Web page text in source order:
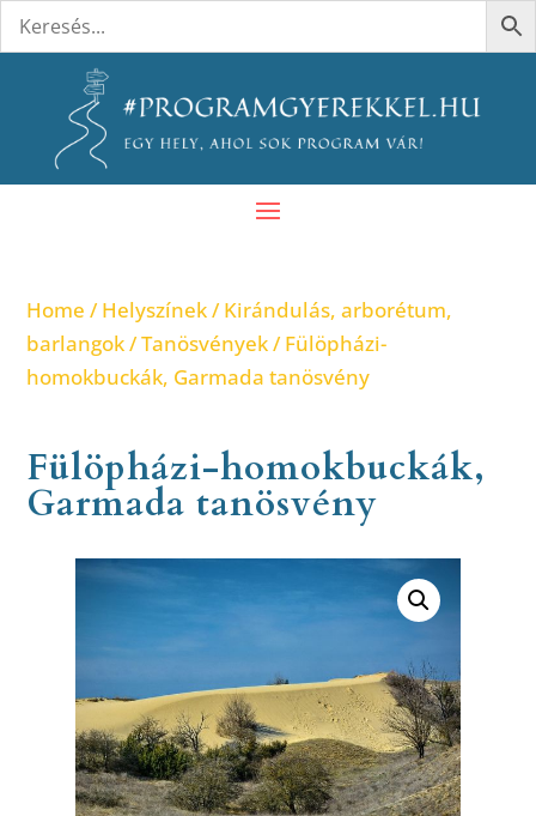
Home /Helyszínek/Kirándulás, arborétum,
barlangok/Tanösvények/ Fülöpházi-
homokbuckák, Garmada tanösvény
Fülöpházi-homokbuckák,
Garmada tanösvény